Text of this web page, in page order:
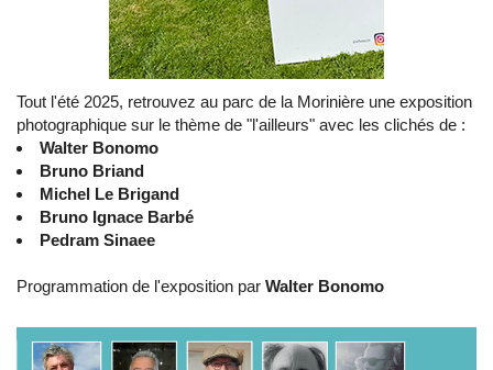
Tout l'été 2025, retrouvez au parc de la Morinière une exposition
photographique sur le thème de "l'ailleurs" avec les clichés de :
Walter Bonomo
Bruno Briand
Michel Le Brigand
Bruno Ignace Barbé
Pedram Sinaee
Programmation de l'exposition par Walter Bonomo